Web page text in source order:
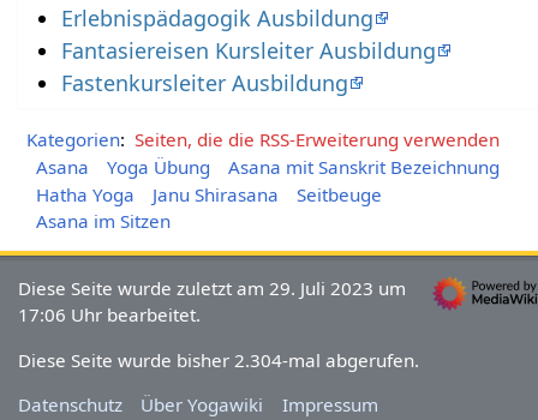
Erlebnispädagogik Ausbildung
Fantasiereisen Kursleiter Ausbildung
Fastenkursleiter Ausbildung
Kategorien: Seiten, die die RSS-Erweiterung verwenden
Asana
Yoga Übung
Asana mit Sanskrit Bezeichnung
Hatha Yoga
Janu Shirasana
Seitbeuge
Asana im Sitzen
Diese Seite wurde zuletzt am 29. Juli 2023 um
17:06 Uhr bearbeitet.
Diese Seite wurde bisher 2.304-mal abgerufen.
Datenschutz
Über Yogawiki Impressum